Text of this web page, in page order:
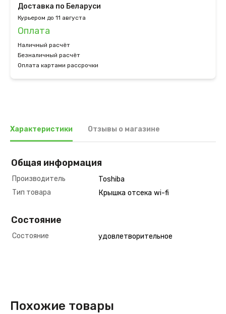
Доставка по Беларуси
Курьером до 11 августа
Оплата
Наличный расчёт
Безналичный расчёт
Оплата картами рассрочки
Характеристики Отзывы о магазине
Общая информация
Производитель
Toshiba
Тип товара
Крышка отсека wi-fi
Состояние
Состояние удовлетворительное
Похожие товары